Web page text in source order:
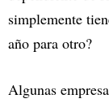
simplemente
año para otro?
Algunas